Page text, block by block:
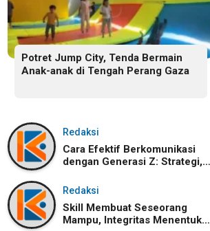
Potret Jump City, Tenda Bermain
Anak-anak di Tengah Perang Gaza
Redaksi
Cara Efektif Berkomunikasi
dengan Generasi Z: Strategi,
Tantangannya
Redaksi
Skill Membuat Seseorang
Mampu, Integritas Menentukan